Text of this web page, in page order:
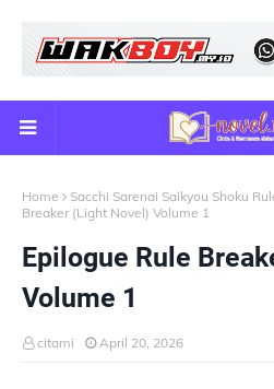
Home Sacchi Sarenai Saikyou Shoku
Breaker (Light Novel) Volume 1
Epilogue Rule
Volume 1
citami April 20, 2026